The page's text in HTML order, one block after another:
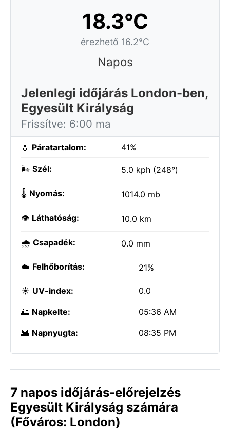
18.3°C
érezhető 16.2°C
Napos
Jelenlegi időjárás London-ben,
Egyesült Királyság
Frissítve: 6:00 ma
💧 Páratartalom: 41%
🌬️ Szél: 5.0 kph (248°)
🌡️ Nyomás: 1014.0 mb
👁️ Láthatóság: 10.0 km
🌧️ Csapadék: 0.0 mm
☁️ Felhőborítás: 21%
☀️ UV-index: 0.0
🌅 Napkelte: 05:36 AM
🌇 Napnyugta: 08:35 PM
7 napos időjárás-előrejelzés
Egyesült Királyság számára
(Főváros: London)